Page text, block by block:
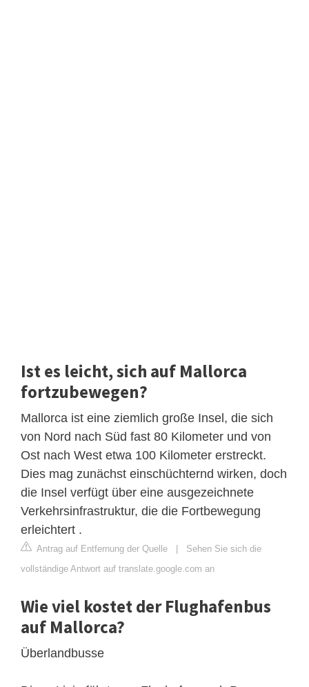
Ist es leicht, sich auf Mallorca
fortzubewegen?
Mallorca ist eine ziemlich große Insel, die sich
von Nord nach Süd fast 80 Kilometer und von
Ost nach West etwa 100 Kilometer erstreckt.
Dies mag zunächst einschüchternd wirken, doch
die Insel verfügt über eine ausgezeichnete
Verkehrsinfrastruktur, die die Fortbewegung
erleichtert .
Antrag auf Entfernung der Quelle | Sehen Sie sich die
vollständige Antwort auf translate.google.com an
Wie viel kostet der Flughafenbus
auf Mallorca?
Überlandbusse